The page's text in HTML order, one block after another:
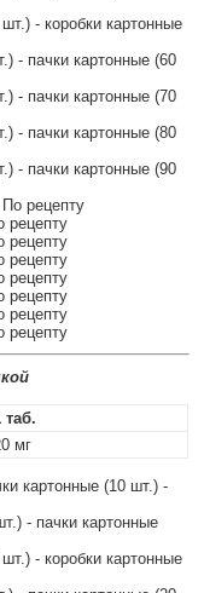
- коробки картонные
- пачки картонные (60
- пачки картонные (70
- пачки картонные (80
- пачки картонные (90
рецепту
рецепту
рецепту
рецепту
рецепту
рецепту
рецепту
рецепту
таб.
мг
картонные (10 шт.) -
- пачки картонные
- коробки картонные